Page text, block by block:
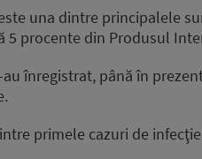
una dintre principalele
5 procente din Produsul
înregistrat, până în
primele cazuri de